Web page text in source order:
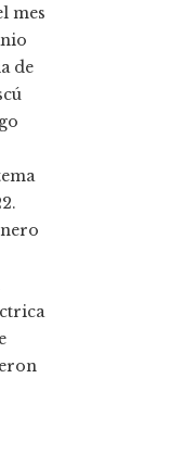
mes
de